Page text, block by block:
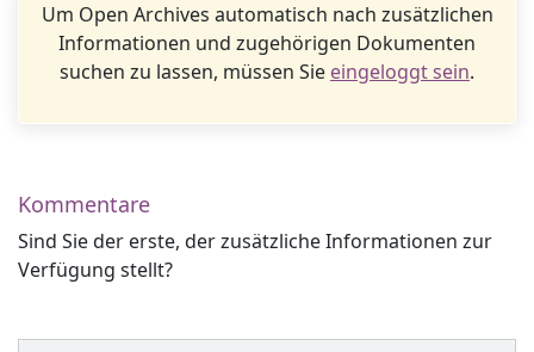
Um Open Archives automatisch nach zusätzlichen
Informationen und zugehörigen Dokumenten
suchen zu lassen, müssen Sie eingeloggt sein.
Kommentare
Sind Sie der erste, der zusätzliche Informationen zur
Verfügung stellt?